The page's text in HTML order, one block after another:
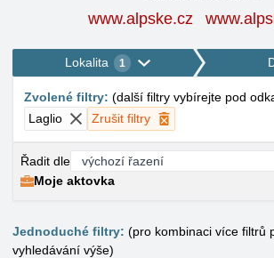
www.alpske.cz
Lokalita 1
Zvolené filtry: (další filtry vybírejte pod
Laglio
Zrušit filtry
Řadit dle
Moje aktovka
Jednoduché filtry: (pro kombinaci více filtrů
vyhledávání výše)